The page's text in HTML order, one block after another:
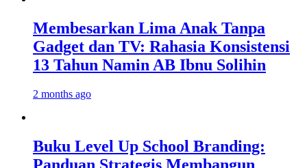
Membesarkan Lima Anak Tanpa
Gadget dan TV: Rahasia Konsistensi
13 Tahun Namin AB Ibnu Solihin
2 months ago
Buku Level Up School Branding:
Panduan Strategis Membangun